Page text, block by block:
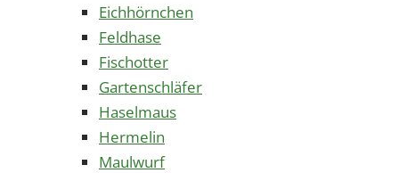
Eichhörnchen
Feldhase
Fischotter
Gartenschläfer
Haselmaus
Hermelin
Maulwurf